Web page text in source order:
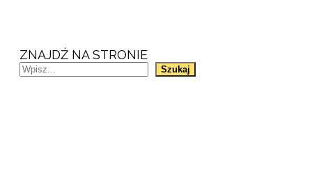
ZNAJDŹ NA STRONIE
Szukaj